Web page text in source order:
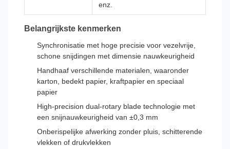
enz.
Belangrijkste kenmerken
Synchronisatie met hoge precisie voor vezelvrije,
schone snijdingen met dimensie nauwkeurigheid
Handhaaf verschillende materialen, waaronder
karton, bedekt papier, kraftpapier en speciaal
papier
High-precision dual-rotary blade technologie met
een snijnauwkeurigheid van ±0,3 mm
Onberispelijke afwerking zonder pluis, schitterende
vlekken of drukvlekken